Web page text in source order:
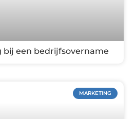
bij een bedrijfsovername
MARKETING